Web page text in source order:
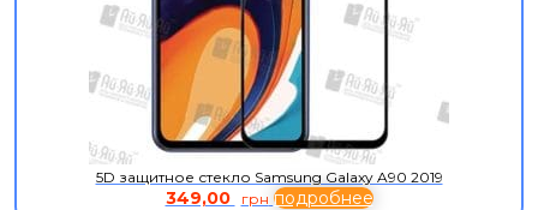
5D защитное стекло Samsung Galaxy A90 2019
349,00 грн подробнее